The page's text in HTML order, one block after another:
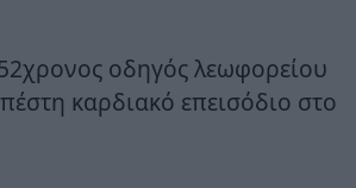
οδηγός λεωφορείου
καρδιακό επεισόδιο στο